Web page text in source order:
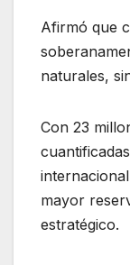
Afirmó que
naturales,
Con 23
mayor
estratégico.